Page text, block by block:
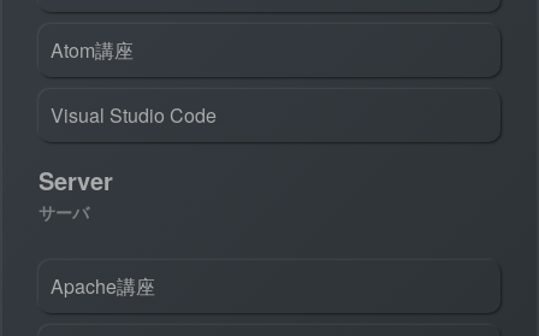
Atom講座
Visual Studio Code
Server
サーバ
Apache講座